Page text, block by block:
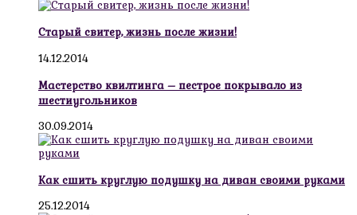
Старый свитер, жизнь после жизни!
14.12.2014
Мастерство квилтинга – пестрое покрывало из
шестиугольников
30.09.2014
Как сшить круглую подушку на диван своими руками
25.12.2014